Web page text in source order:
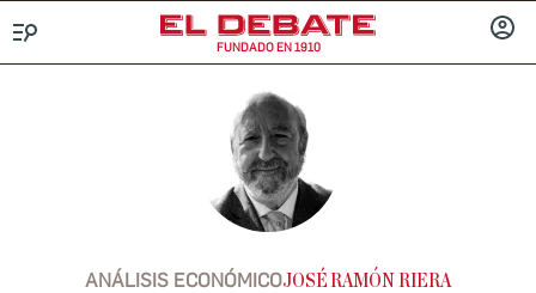
FUNDADO EN 1910
ANÁLISIS ECONÓMICOJOSÉ RAMÓN RIERA